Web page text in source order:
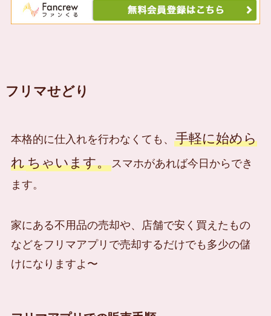
フリマせどり
本格的に仕入れを行わなくても、 手軽に始めら
れちゃいます。スマホがあれば今日からでき
ます。
家にある不用品の売却や、店舗で安く買えたもの
などをフリマアプリで売却するだけでも多少の儲
けになりますよ〜